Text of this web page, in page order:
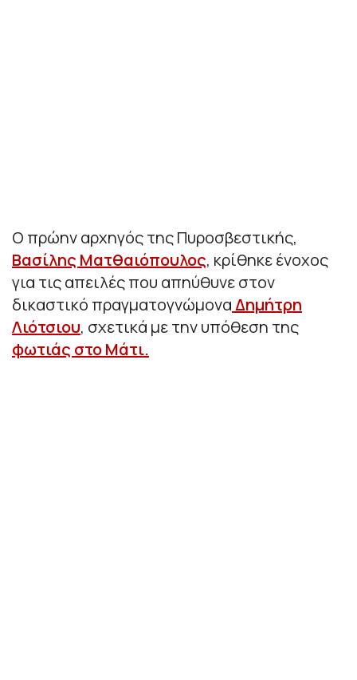
Ο πρώην αρχηγός της Πυροσβεστικής,
Βασίλης Ματθαιόπουλος, κρίθηκε ένοχος
για τις απειλές που απηύθυνε στον
δικαστικό πραγματογνώμοναΔημήτρη
Λιότσιου, σχετικά με την υπόθεση της
φωτιάς στο Μάτι.